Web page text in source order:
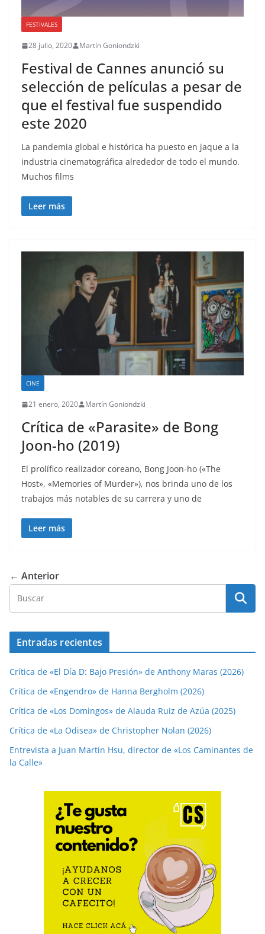
FESTIVALES
28 julio, 2020 Martín Goniondzki
Festival de Cannes anunció su
selección de películas a pesar de
que el festival fue suspendido
este 2020
La pandemia global e histórica ha puesto en jaque a la
industria cinematográfica alrededor de todo el mundo.
Muchos films
Leer más
CINE
21 enero, 2020 Martín Goniondzki
Crítica de «Parasite» de Bong
Joon-ho (2019)
El prolífico realizador coreano, Bong Joon-ho («The
Host», «Memories of Murder»), nos brinda uno de los
trabajos más notables de su carrera y uno de
Leer más
← Anterior
Entradas recientes
Crítica de «El Día D: Bajo Presión» de Anthony Maras (2026)
Crítica de «Engendro» de Hanna Bergholm (2026)
Crítica de «Los Domingos» de Alauda Ruiz de Azúa (2025)
Crítica de «La Odisea» de Christopher Nolan (2026)
Entrevista a Juan Martín Hsu, director de «Los Caminantes de
la Calle»